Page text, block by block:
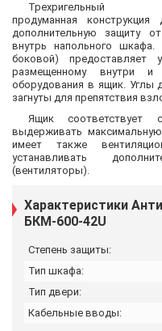
продуманная конструкция
дополнительную защиту
внутрь напольного
боковой) предоставляет
размещенному внутри и
оборудования в ящик. Углы
загнуты для препятствия
Ящик
выдерживать
имеет также
устанавливать
(вентиляторы).
Характеристики
БКМ-600-42U
Степень защиты:
Тип шкафа:
Тип двери:
Кабельные вводы: